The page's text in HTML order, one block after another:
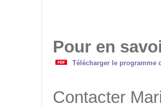
Pour en
Télécharger le programme
Contacter